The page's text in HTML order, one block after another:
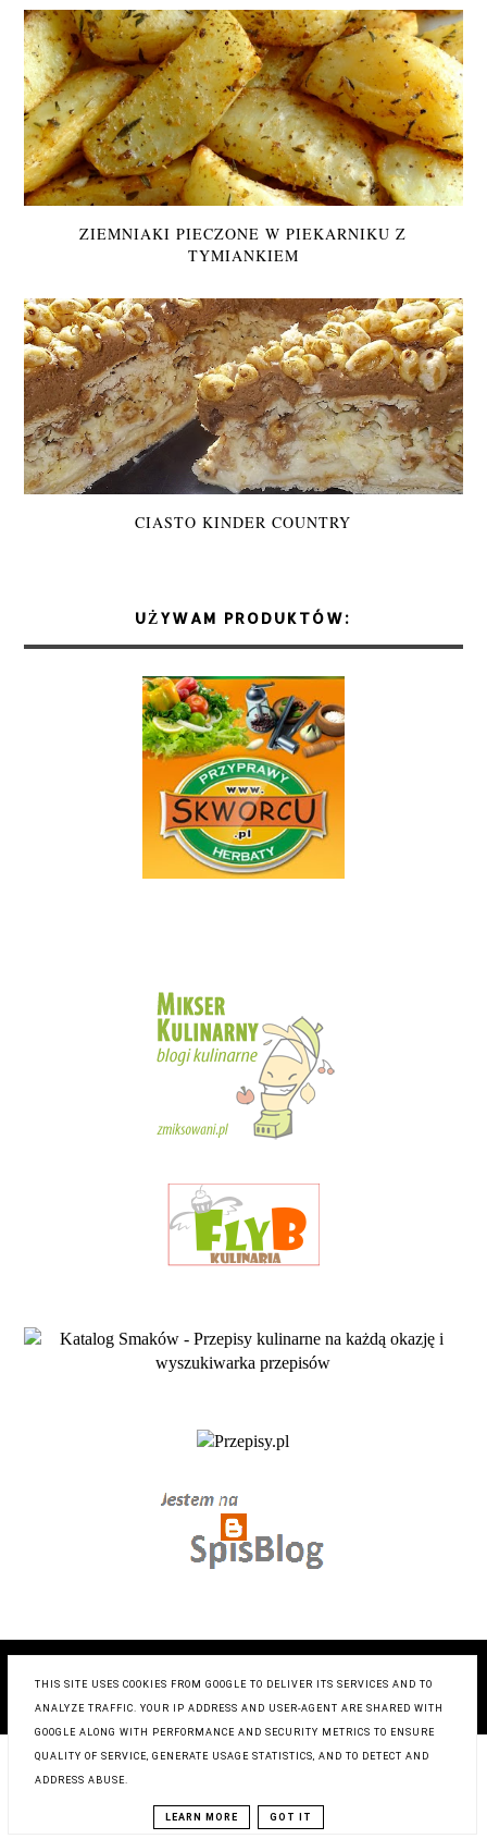
ZIEMNIAKI PIECZONE W PIEKARNIKU Z
TYMIANKIEM
CIASTO KINDER COUNTRY
UŻYWAM PRODUKTÓW:
BLOGGER
BLOG DESIGN: KAROGRAFIA.PL
THIS SITE USES COOKIES FROM GOOGLE TO DELIVER ITS SERVICES AND TO
ANALYZE TRAFFIC. YOUR IP ADDRESS AND USER-AGENT ARE SHARED WITH
GOOGLE ALONG WITH PERFORMANCE AND SECURITY METRICS TO ENSURE
QUALITY OF SERVICE, GENERATE USAGE STATISTICS, AND TO DETECT AND
ADDRESS ABUSE.
LEARN MORE GOT IT